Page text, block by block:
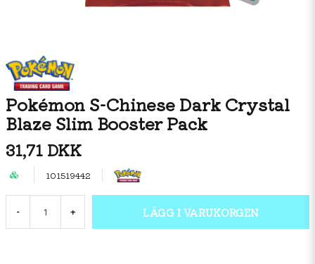
Pokémon S-Chinese Dark Crystal
Blaze Slim Booster Pack
31,71 DKK
101519442
- + LÄGG I VARUKORGEN